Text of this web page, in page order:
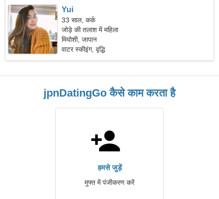
Yui
33 साल, कर्क
जोड़े की तलाश में महिला
मियोशी, जापान
वाटर स्कीइंग, वृद्धि
jpnDatingGo कैसे काम करता है
हमसे जुड़ें
मुफ्त में पंजीकरण करें